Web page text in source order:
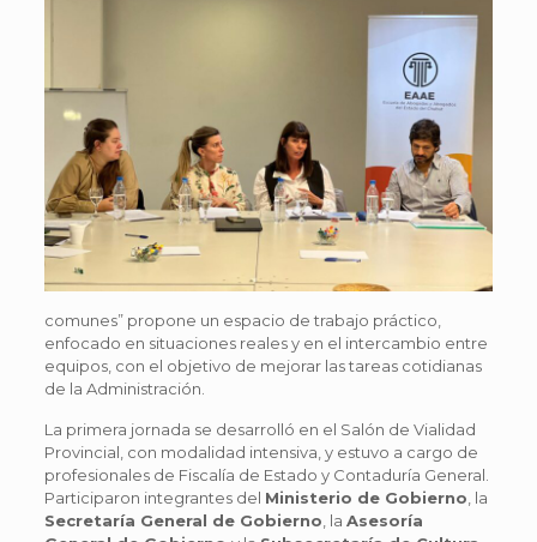
comunes” propone un espacio de trabajo práctico,
enfocado en situaciones reales y en el intercambio entre
equipos, con el objetivo de mejorar las tareas cotidianas
de la Administración.
La primera jornada se desarrolló en el Salón de Vialidad
Provincial, con modalidad intensiva, y estuvo a cargo de
profesionales de Fiscalía de Estado y Contaduría General.
Participaron integrantes del Ministerio de Gobierno , la
Secretaría General de Gobierno , la Asesoría